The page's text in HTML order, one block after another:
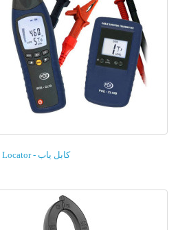
کابل یاب - Cable Locator